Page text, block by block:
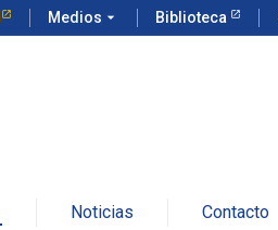
Medios arrow_drop_down Biblioteca
Noticias Contacto